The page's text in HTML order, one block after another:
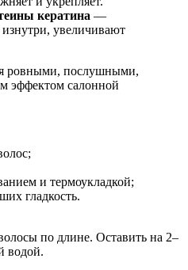
кератина —
увеличивают
ровными, послушными,
эффектом салонной
и термоукладкой;
гладкость.
по длине. Оставить на 2–
водой.